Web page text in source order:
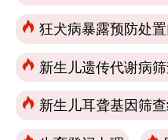
狂犬病暴露预防处
新生儿遗传代谢病
新生儿耳聋基因筛